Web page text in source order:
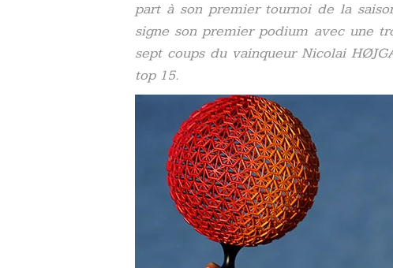
part à son premier tournoi de la
signe son premier podium avec une
sept coups du vainqueur Nicolai
top 15.